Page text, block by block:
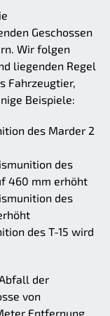
Geschossen
Wir folgen
liegenden Regel
Fahrzeugtier,
Beispiele:
des Marder 2
des
460 mm erhöht
des
des T-15 wird
der
von
Entfernung